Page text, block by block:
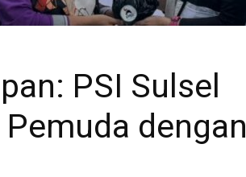
PSI Sulsel
dengan